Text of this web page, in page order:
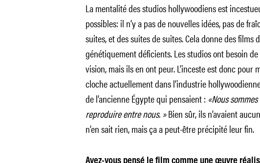
La mentalité des studios hollywoodiens est
possibles: il n’y a pas de nouvelles idées, pas de
suites, et des suites de suites. Cela donne des films
génétiquement déficients. Les studios ont besoin
vision, mais ils en ont peur. L’inceste est donc pour
cloche actuellement dans l’industrie
de l’ancienne Égypte qui pensaient : «Nous
reproduire entre nous. »Bien sûr, ils n’avaient
n’en sait rien, mais ça a peut-être précipité leur fin.
Avez-vous pensé le film comme une œuvre